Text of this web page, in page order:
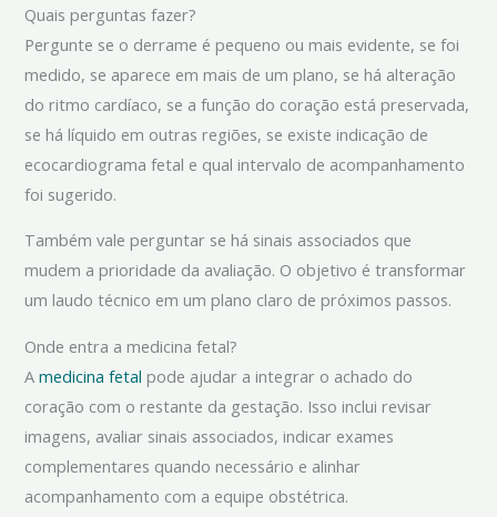
Quais perguntas fazer?
Pergunte se o derrame é pequeno ou mais evidente, se foi
medido, se aparece em mais de um plano, se há alteração
do ritmo cardíaco, se a função do coração está preservada,
se há líquido em outras regiões, se existe indicação de
ecocardiograma fetal e qual intervalo de acompanhamento
foi sugerido.
Também vale perguntar se há sinais associados que
mudem a prioridade da avaliação. O objetivo é transformar
um laudo técnico em um plano claro de próximos passos.
Onde entra a medicina fetal?
Amedicina fetal pode ajudar a integrar o achado do
coração com o restante da gestação. Isso inclui revisar
imagens, avaliar sinais associados, indicar exames
complementares quando necessário e alinhar
acompanhamento com a equipe obstétrica.